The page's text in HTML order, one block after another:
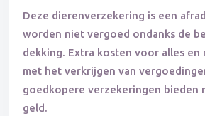
Deze dierenverzekering is een
worden niet vergoed ondanks de
dekking. Extra kosten voor alles en
met het verkrijgen van
goedkopere verzekeringen bieden
geld.